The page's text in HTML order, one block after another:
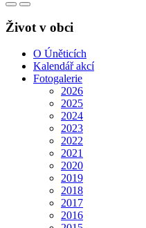
Život v obci
O Úněticích
Kalendář akcí
Fotogalerie
2026
2025
2024
2023
2022
2021
2020
2019
2018
2017
2016